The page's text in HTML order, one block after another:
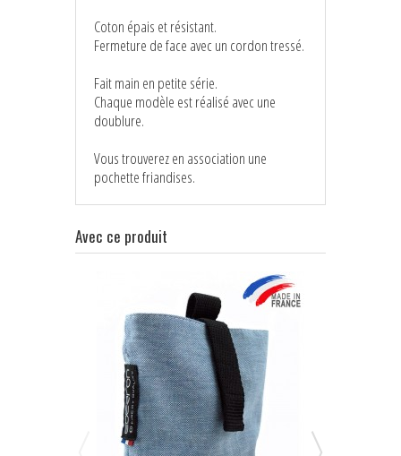
Coton épais et résistant.
Fermeture de face avec un cordon tressé.
Fait main en petite série.
Chaque modèle est réalisé avec une
doublure.
Vous trouverez en association une
pochette friandises.
Avec ce produit